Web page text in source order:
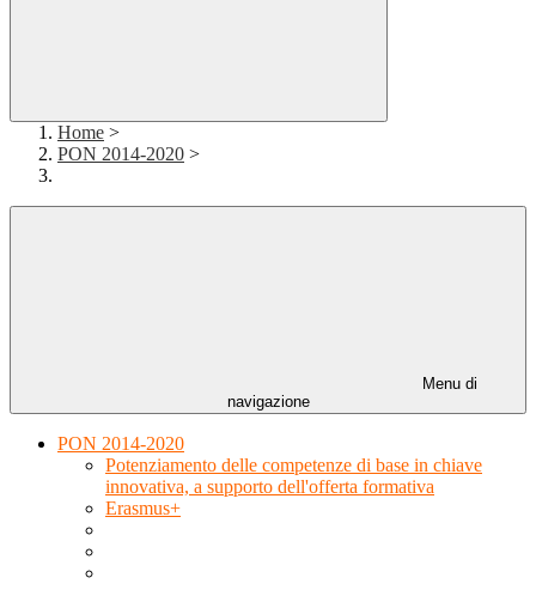
Home >
PON 2014-2020 >
Menu di
navigazione
PON 2014-2020
Potenziamento delle competenze di base in chiave
innovativa, a supporto dell'offerta formativa
Erasmus+